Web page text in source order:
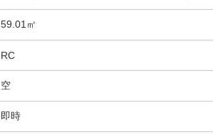
59.01㎡
RC
空
即時